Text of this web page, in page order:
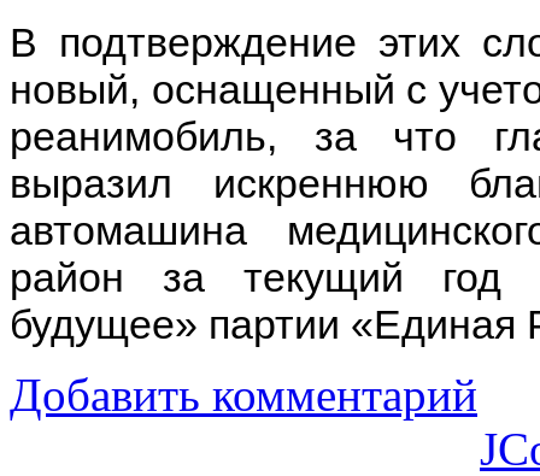
В подтверждение этих
новый, оснащенный с
реанимобиль, за что
выразил искреннюю
автомашина
район за текущий год
будущее» партии «Единая
Добавить комментарий